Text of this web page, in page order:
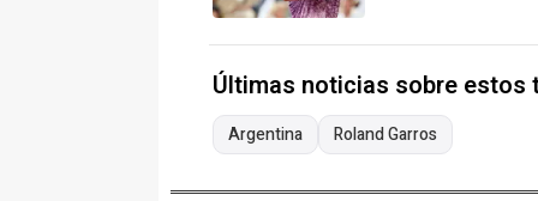
Últimas noticias sobre estos
Argentina Roland Garros